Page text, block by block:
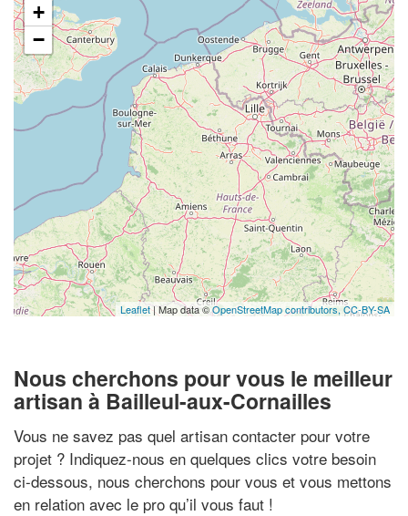
+
−
Leaflet| Map data ©OpenStreetMap contributors,CC-BY-SA
Nous cherchons pour vous le meilleur
artisan à Bailleul-aux-Cornailles
Vous ne savez pas quel artisan contacter pour votre
projet ? Indiquez-nous en quelques clics votre besoin
ci-dessous, nous cherchons pour vous et vous mettons
en relation avec le pro qu’il vous faut !